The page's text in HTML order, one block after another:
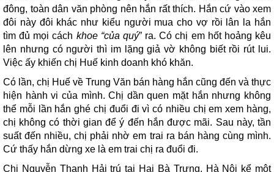
đông, toàn dân văn phòng nên hắn rất thích. Hắn cứ vào xem
đôi này đôi khác như kiểu người mua cho vợ rồi lân la hắn
tìm đủ mọi cách khoe “của quý” ra. Có chị em hốt hoảng kêu
lên nhưng có người thì im lặng giả vờ không biết rồi rút lui.
Việc ấy khiến chị Huế kinh doanh khó khăn.
Có lần, chị Huế về Trung Văn bán hàng hắn cũng đến và thực
hiện hành vi của mình. Chị dần quen mặt hắn nhưng không
thể mỗi lần hắn ghé chị đuổi đi vì có nhiều chị em xem hàng,
chị không có thời gian để ý đến hắn được mãi. Sau này, tần
suất đến nhiều, chị phải nhờ em trai ra bán hàng cùng mình.
Cứ thấy hắn dừng xe là em trai chị ra đuổi đi.
Chị Nguyễn Thanh Hải trú tại Hai Bà Trưng, Hà Nội kể một